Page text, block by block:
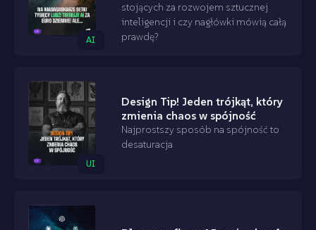
AI
stojących za rozwojem sztucznej
inteligencji i czy nagłówki mówią całą
prawdę?
UI
Design Tip! Jeden trójkąt, który
zmienia chaos w spójność
Najprostszy sposób na spójność to
desaturacja